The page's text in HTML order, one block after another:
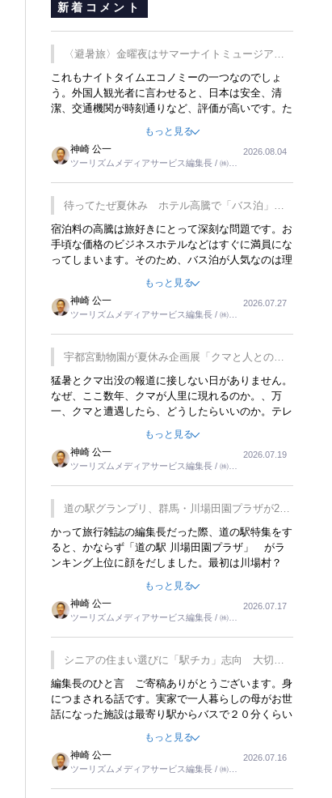
新着コメント
〈避暑旅〉金曜夜はサマーナイトミュージア
ム、都立6施設で
これもナイトタイムエコノミーの一つなのでしょ
う。外国人観光者に言わせると、日本は安全、清
潔、交通機関が時刻通りなど、評価が高いです。た
す。そのような意味で、金曜夜にこのようなイベン
トが行われれば、日本人に限らず外国人にとっても
楽しみが増えるでしょうね。
もっと見る
神崎 公一
ツーリズムメディアサービス編集長 / ㈱ツ
2026.08.04
待ってたぜ夏休み ホテル高騰で「バス泊」人
気
宿泊料の高騰は旅好きにとって深刻な問題です。お
手頃な価格のビジネスホテルなどはすぐに満員にな
ってしまいます。そのため、バス泊が人気なのは理
行をした時は、移動はグレイハウンドバスでした。
夕方から夜の便を利用してホテル代を浮かせていま
した。ただし、若いからできたことです。若い人が
夜行バスで京都に行った、青森に行ったと聞くと、
疲れが残らないのかなと思ってしまいます。
もっと見る
神崎 公一
ツーリズムメディアサービス編集長 / ㈱ツ
2026.07.27
宇都宮動物園が夏休み企画展「クマと人との距
離」を7月20日から開催
猛暑とクマ出没の報道に接しない日がありません。
なぜ、ここ数年、クマが人里に現れるのか。、万
一、クマと遭遇したら、どうしたらいいのか。テレ
るなんてことは、冗談でもいえません。そんな中
で、この企画展はタイムリーですね。
もっと見る
神崎 公一
ツーリズムメディアサービス編集長 / ㈱ツ
2026.07.19
道の駅グランプリ、群馬・川場田園プラザが2連
覇
かって旅行雑誌の編集長だった際、道の駅特集をす
ると、かならず「道の駅 川場田園プラザ」 がラ
ンキング上位に顔をだしました。最初は川場村？
れ永井 彰一社長にインタビューしたら、興味深い
話が次々が飛び出しました。プレゼンも巧みで、今
でも思い出すことが２つあります。一つは、従業員
に東京ディズニーランドを見学させ、サービス業、
接客業の何かを理解してもらっていることです。
もう一つは1800円もするプレミアムヨーグルトを
販売するにあたり、社内に懸念もあったそうです。
永井社長は、駐車場に都内ナンバーの高級外車が停
まっていることに目をつけ、高級商品でも売れると
確信したそうです。今回の記事を懐かしく読みまし
もっと見る
神崎 公一
ツーリズムメディアサービス編集長 / ㈱ツ
2026.07.17
シニアの住まい選びに「駅チカ」志向 大切な
のは出かけたくなる暮らし
編集長のひと言 ご寄稿ありがとうございます。身
につまされる話です。実家で一人暮らしの母がお世
話になった施設は最寄り駅からバスで２０分くらい
りました。母の住まいから近いという理由で、その
施設を選択したのですが、私と妹にとっては、半日
仕事ででした。シニアの住まい選びは、当人だけで
はなく、世話をする家族の足の便も考えない外池な
もっと見る
神崎 公一
ツーリズムメディアサービス編集長 / ㈱ツ
2026.07.16